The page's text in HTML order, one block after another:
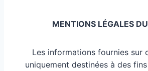
MENTIONS LÉGALES
Les informations fournies sur
uniquement destinées à des